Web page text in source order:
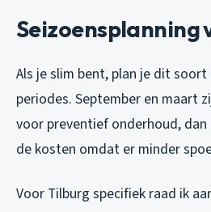
Seizoensplanning
Als je slim bent, plan je dit
periodes. September en maart
voor preventief onderhoud, dan
de kosten omdat er minder
Voor Tilburg specifiek raad ik